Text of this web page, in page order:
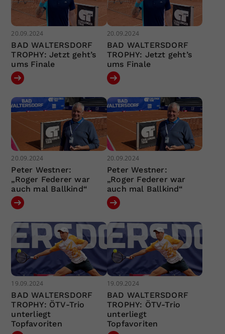
20.09.2024
BAD WALTERSDORF
TROPHY: Jetzt geht’s
ums Finale
20.09.2024
BAD WALTERSDORF
TROPHY: Jetzt geht’s
ums Finale
20.09.2024
Peter Westner:
„Roger Federer war
auch mal Ballkind“
20.09.2024
Peter Westner:
„Roger Federer war
auch mal Ballkind“
19.09.2024
BAD WALTERSDORF
TROPHY: ÖTV-Trio
unterliegt
Topfavoriten
19.09.2024
BAD WALTERSDORF
TROPHY: ÖTV-Trio
unterliegt
Topfavoriten